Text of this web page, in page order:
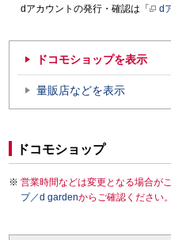
dアカウントの発行・確認は「
d
ドコモショップを表示
量販店などを表示
ドコモショップ
営業時間などは変更となる場合が
プ／d gardenからご確認ください。